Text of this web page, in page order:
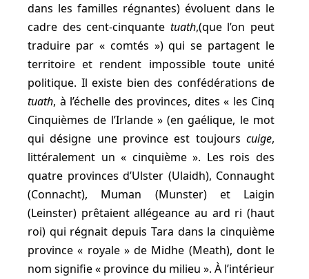
dans les familles régnantes) évoluent dans le
cadre des cent-cinquante tuath,(que l’on peut
traduire par « comtés ») qui se partagent le
territoire et rendent impossible toute unité
politique. Il existe bien des confédérations de
tuath, à l’échelle des provinces, dites « les Cinq
Cinquièmes de l’Irlande » (en gaélique, le mot
qui désigne une province est toujours cuige,
littéralement un « cinquième ». Les rois des
quatre provinces d’Ulster (Ulaidh), Connaught
(Connacht), Muman (Munster) et Laigin
(Leinster) prêtaient allégeance au ard ri (haut
roi) qui régnait depuis Tara dans la cinquième
province « royale » de Midhe (Meath), dont le
nom signifie « province du milieu ». À l’intérieur